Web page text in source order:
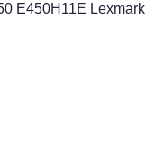
E450H11E Lexmark